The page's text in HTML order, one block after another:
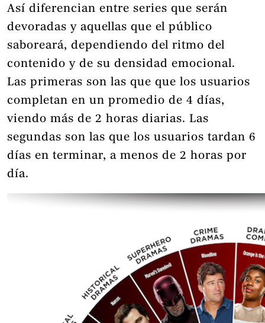
Así diferencian entre series que serán
devoradas y aquellas que el público
saboreará, dependiendo del ritmo del
contenido y de su densidad emocional.
Las primeras son las que que los usuarios
completan en un promedio de 4 días,
viendo más de 2 horas diarias. Las
segundas son las que los usuarios tardan 6
días en terminar, a menos de 2 horas por
día.